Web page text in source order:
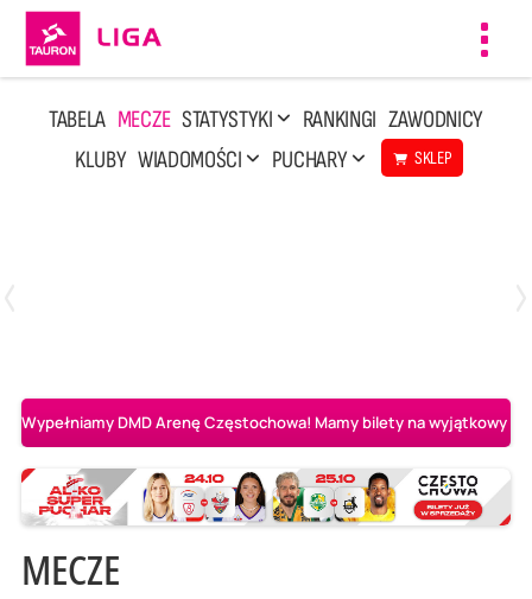
TABELA MECZE STATYSTYKI RANKINGI ZAWODNICY
KLUBY WIADOMOŚCI PUCHARY SKLEP
Wypełniamy DMD Arenę Częstochowa! Mamy bilety na wyjątkowy
MECZE